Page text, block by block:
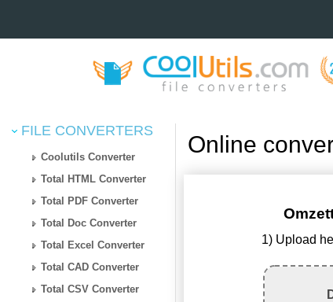
FILE CONVERTERS
Coolutils Converter
Total HTML Converter
Total PDF Converter
Total Doc Converter
Total Excel Converter
Total CAD Converter
Total CSV Converter
Online
1) Upload